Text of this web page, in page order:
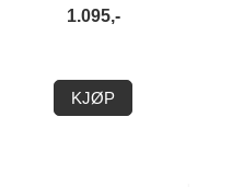
1.095,-
KJØP